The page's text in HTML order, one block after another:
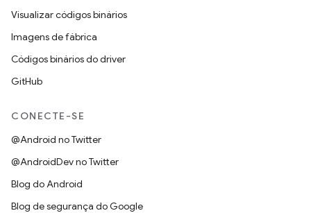
Visualizar códigos binários
Imagens de fábrica
Códigos binários do driver
GitHub
CONECTE-SE
@Android no Twitter
@AndroidDev no Twitter
Blog do Android
Blog de segurança do Google